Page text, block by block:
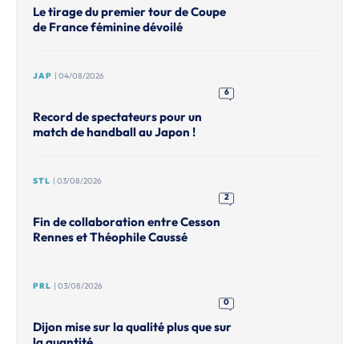
Le tirage du premier tour de Coupe
de France féminine dévoilé
JAP | 04/08/2026
6
Record de spectateurs pour un
match de handball au Japon !
STL | 03/08/2026
2
Fin de collaboration entre Cesson
Rennes et Théophile Caussé
PRL | 03/08/2026
0
Dijon mise sur la qualité plus que sur